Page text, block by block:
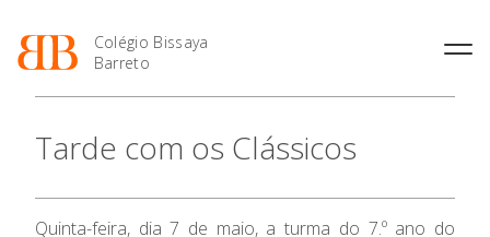
Colégio Bissaya
Barreto
Projeto Educativo
Colaboradores Docentes
Enriquecimento Curricular
Profissionais
2027
Tarde com os Clássicos
Quinta-feira, dia 7 de maio, a turma do 7.º ano do